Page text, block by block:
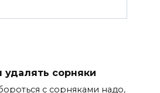
удалять сорняки
с сорняками надо,